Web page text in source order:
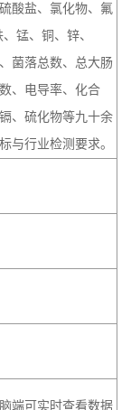
酸盐、氯化物、氟
锰、铜、锌、
菌落总数、总大肠
、电导率、化合
、硫化物等九十余
与行业检测要求。
端可实时查看数据